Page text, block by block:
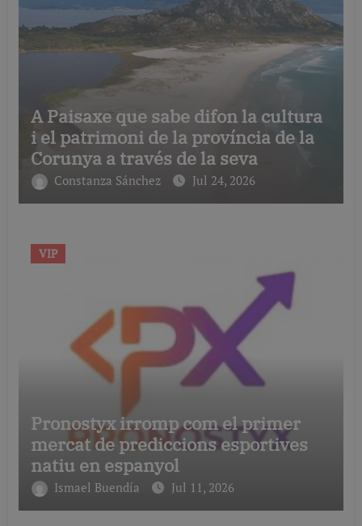
A Paisaxe que sabe difon la cultura
i el patrimoni de la província de la
Corunya a través de la seva
gastronomia
Constanza Sánchez Jul 24, 2026
VIP
Pronostyx irromp com el primer
mercat de prediccions esportives
natiu en espanyol
Ismael Buendía Jul 11, 2026